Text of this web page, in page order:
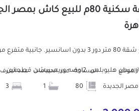
شقة سكنية 80م للبيع كاش بمصر
للبيع شقة 80 متر دور 3 بدون اسانسير. جانبية
هليوبلس. 2اوضه وريسيبشن قطعتين...
الموقع
مصر الجديدة
المساحة عدد الحمامات عدد الغرف